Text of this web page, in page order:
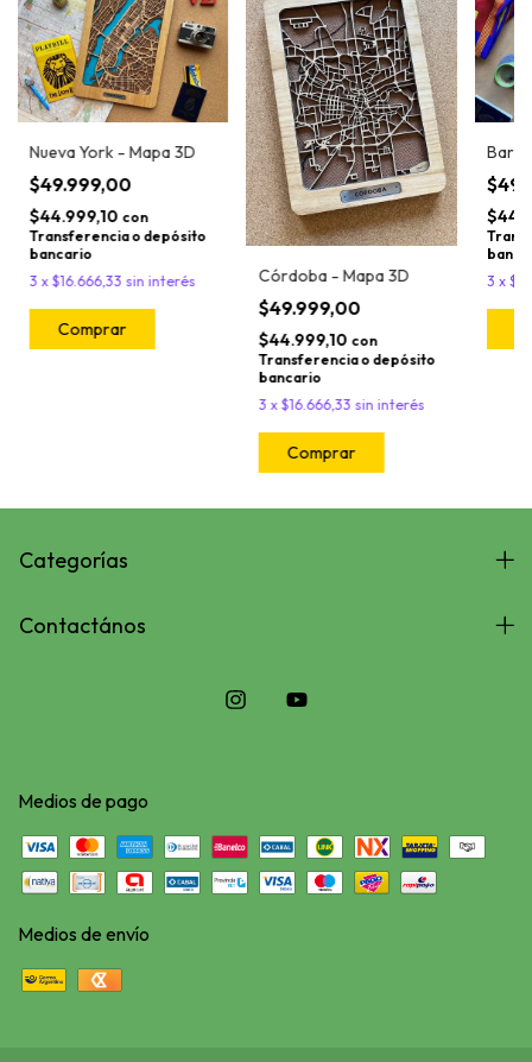
Nueva York - Mapa 3D
$49.999,00
$44.999,10 con
Transferencia o depósito
bancario
3 x $16.666,33 sin interés
Comprar
Córdoba - Mapa 3D
$49.999,00
$44.999,10 con
Transferencia o depósito
bancario
3 x $16.666,33 sin interés
Comprar
3 x
Categorías
Contactános
Medios de pago
Medios de envío